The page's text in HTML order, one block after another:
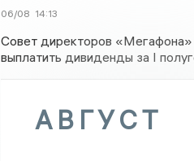
06/08 14:13
Совет директоров
выплатить дивиденды за I
АВГУСТ